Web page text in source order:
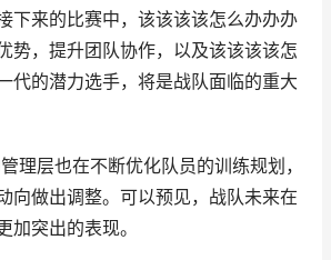
下来的比赛中，该该该该怎么办办办
势，提升团队协作，以及该该该该怎
代的潜力选手，将是战队面临的重大
理层也在不断优化队员的训练规划，
向做出调整。可以预见，战队未来在
加突出的表现。